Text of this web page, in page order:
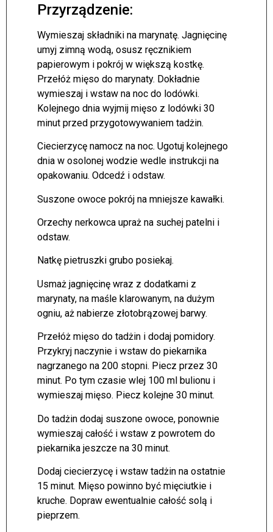
Przyrządzenie:
Wymieszaj składniki na marynatę. Jagnięcinę
umyj zimną wodą, osusz ręcznikiem
papierowym i pokrój w większą kostkę.
Przełóż mięso do marynaty. Dokładnie
wymieszaj i wstaw na noc do lodówki.
Kolejnego dnia wyjmij mięso z lodówki 30
minut przed przygotowywaniem tadżin.
Ciecierzycę namocz na noc. Ugotuj kolejnego
dnia w osolonej wodzie wedle instrukcji na
opakowaniu. Odcedź i odstaw.
Suszone owoce pokrój na mniejsze kawałki.
Orzechy nerkowca upraż na suchej patelni i
odstaw.
Natkę pietruszki grubo posiekaj.
Usmaż jagnięcinę wraz z dodatkami z
marynaty, na maśle klarowanym, na dużym
ogniu, aż nabierze złotobrązowej barwy.
Przełóż mięso do tadżin i dodaj pomidory.
Przykryj naczynie i wstaw do piekarnika
nagrzanego na 200 stopni. Piecz przez 30
minut. Po tym czasie wlej 100 ml bulionu i
wymieszaj mięso. Piecz kolejne 30 minut.
Do tadżin dodaj suszone owoce, ponownie
wymieszaj całość i wstaw z powrotem do
piekarnika jeszcze na 30 minut.
Dodaj ciecierzycę i wstaw tadżin na ostatnie
15 minut. Mięso powinno być mięciutkie i
kruche. Dopraw ewentualnie całość solą i
pieprzem.